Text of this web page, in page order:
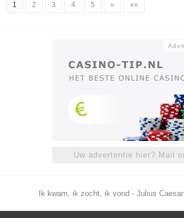
1 2 3 4 5 » »»
Uw advertentie hier? Mail
Ik kwam, ik zocht, ik vond - Julius